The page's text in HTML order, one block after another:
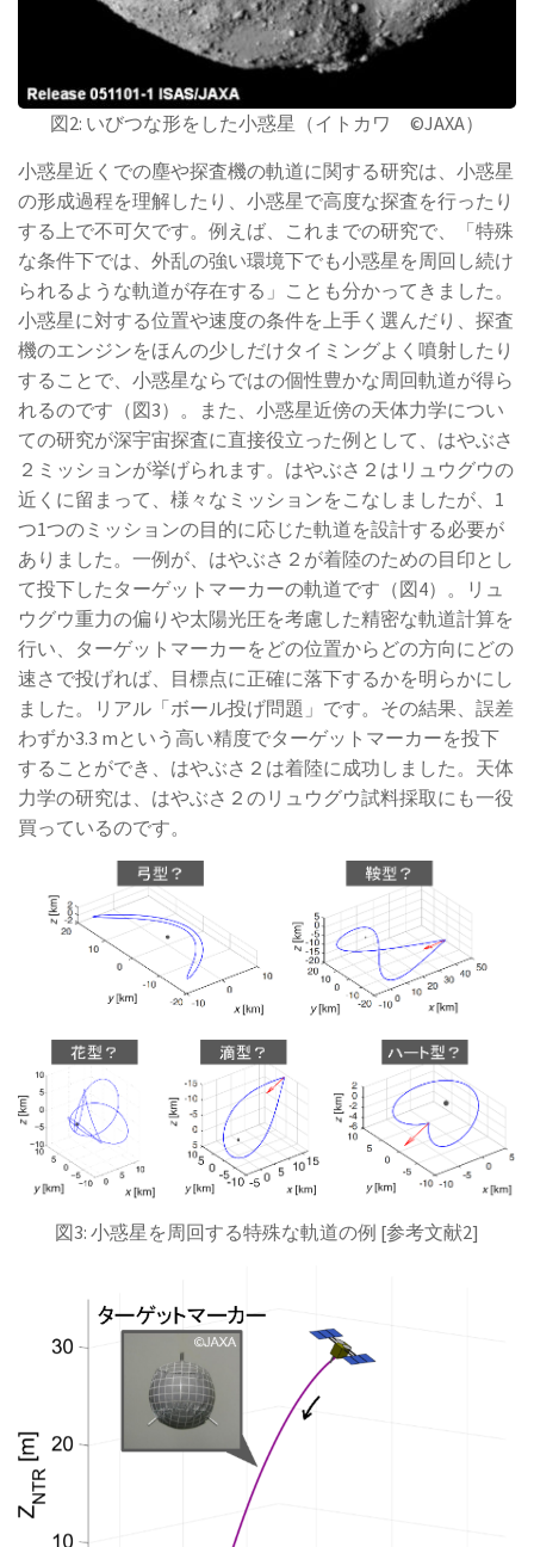
図2: いびつな形をした小惑星（イトカワ ©︎JAXA）
小惑星近くでの塵や探査機の軌道に関する研究は、小惑星
の形成過程を理解したり、小惑星で高度な探査を行ったり
する上で不可欠です。例えば、これまでの研究で、「特殊
な条件下では、外乱の強い環境下でも小惑星を周回し続け
られるような軌道が存在する」ことも分かってきました。
小惑星に対する位置や速度の条件を上手く選んだり、探査
機のエンジンをほんの少しだけタイミングよく噴射したり
することで、小惑星ならではの個性豊かな周回軌道が得ら
れるのです（図3）。また、小惑星近傍の天体力学につい
ての研究が深宇宙探査に直接役立った例として、はやぶさ
２ミッションが挙げられます。はやぶさ２はリュウグウの
近くに留まって、様々なミッションをこなしましたが、1
つ1つのミッションの目的に応じた軌道を設計する必要が
ありました。一例が、はやぶさ２が着陸のための目印とし
て投下したターゲットマーカーの軌道です（図4）。リュ
ウグウ重力の偏りや太陽光圧を考慮した精密な軌道計算を
行い、ターゲットマーカーをどの位置からどの方向にどの
速さで投げれば、目標点に正確に落下するかを明らかにし
ました。リアル「ボール投げ問題」です。その結果、誤差
わずか3.3 mという高い精度でターゲットマーカーを投下
することができ、はやぶさ２は着陸に成功しました。天体
力学の研究は、はやぶさ２のリュウグウ試料採取にも一役
買っているのです。
図3: 小惑星を周回する特殊な軌道の例 [参考文献2]